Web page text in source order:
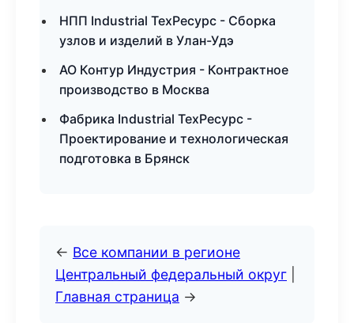
НПП Industrial ТехРесурс - Сборка
узлов и изделий в Улан-Удэ
АО Контур Индустрия - Контрактное
производство в Москва
Фабрика Industrial ТехРесурс -
Проектирование и технологическая
подготовка в Брянск
← Все компании в регионе
Центральный федеральный округ
Главная страница →